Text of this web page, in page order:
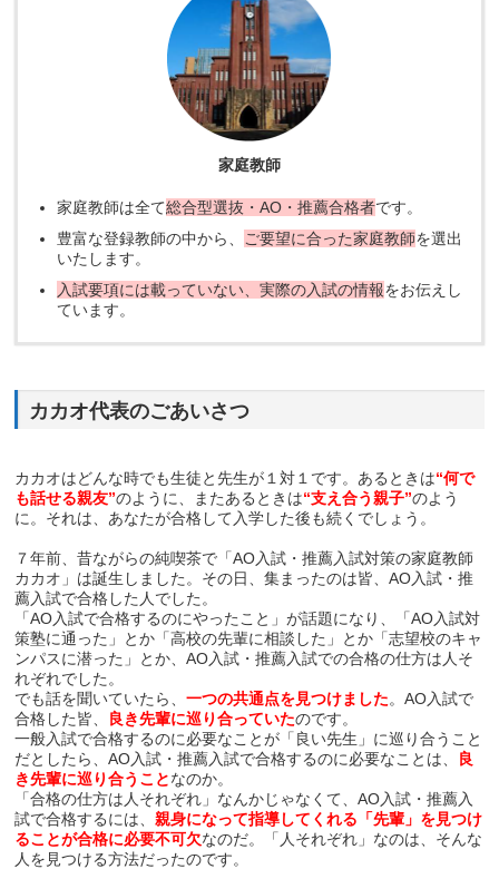
家庭教師
家庭教師は全て総合型選抜・AO・推薦合格者です。
豊富な登録教師の中から、 ご要望に合った家庭教師を選出
いたします。
入試要項には載っていない、実際の入試の情報をお伝えし
ています。
カカオ代表のごあいさつ
カカオはどんな時でも生徒と先生が１対１です。あるときは“何で
も話せる親友”のように、またあるときは“支え合う親子”のよう
に。それは、あなたが合格して入学した後も続くでしょう。
７年前、昔ながらの純喫茶で「AO入試・推薦入試対策の家庭教師
カカオ」は誕生しました。その日、集まったのは皆、AO入試・推
薦入試で合格した人でした。
「AO入試で合格するのにやったこと」が話題になり、「AO入試対
策塾に通った」とか「高校の先輩に相談した」とか「志望校のキャ
ンパスに潜った」とか、AO入試・推薦入試での合格の仕方は人そ
れぞれでした。
でも話を聞いていたら、一つの共通点を見つけました。AO入試で
合格した皆、 良き先輩に巡り合っていたのです。
一般入試で合格するのに必要なことが「良い先生」に巡り合うこと
だとしたら、AO入試・推薦入試で合格するのに必要なことは、 良
き先輩に巡り合うことなのか。
「合格の仕方は人それぞれ」なんかじゃなくて、AO入試・推薦入
試で合格するには、親身になって指導してくれる「先輩」を見つけ
ることが合格に必要不可欠なのだ。「人それぞれ」なのは、そんな
人を見つける方法だったのです。